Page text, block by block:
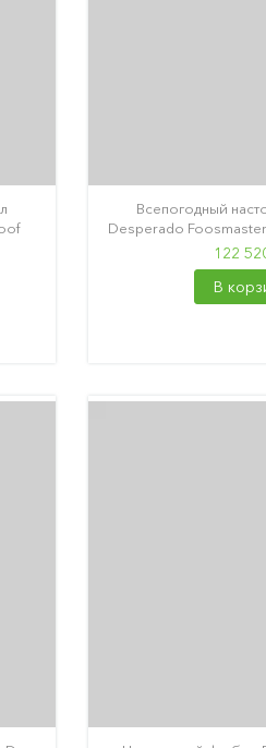
Всепогодный
Desperado
122
В